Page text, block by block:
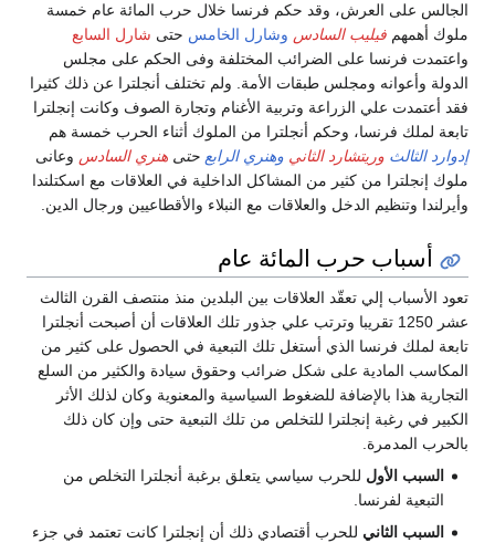
الجالس على العرش، وقد حكم فرنسا خلال حرب المائة عام خمسة
ملوك أهمهم فيليب السادس وشارل الخامس حتى شارل السابع
واعتمدت فرنسا على الضرائب المختلفة وفى الحكم على مجلس
الدولة وأعوانه ومجلس طبقات الأمة. ولم تختلف أنجلترا عن ذلك كثيرا
فقد أعتمدت علي الزراعة وتربية الأغنام وتجارة الصوف وكانت إنجلترا
تابعة لملك فرنسا، وحكم أنجلترا من الملوك أثناء الحرب خمسة هم
إدوارد الثالث وريتشارد الثاني وهنري الرابع حتى هنري السادس وعانى
ملوك إنجلترا من كثير من المشاكل الداخلية في العلاقات مع اسكتلندا
وأيرلندا وتنظيم الدخل والعلاقات مع النبلاء والأقطاعيين ورجال الدين.
أسباب حرب المائة عام
تعود الأسباب إلي تعقّد العلاقات بين البلدين منذ منتصف القرن الثالث
عشر 1250 تقريبا وترتب علي جذور تلك العلاقات أن أصبحت أنجلترا
تابعة لملك فرنسا الذي أستغل تلك التبعية في الحصول على كثير من
المكاسب المادية على شكل ضرائب وحقوق سيادة والكثير من السلع
التجارية هذا بالإضافة للضغوط السياسية والمعنوية وكان لذلك الأثر
الكبير في رغبة إنجلترا للتخلص من تلك التبعية حتى وإن كان ذلك
بالحرب المدمرة.
السبب الأول للحرب سياسي يتعلق برغبة أنجلترا التخلص من
التبعية لفرنسا.
السبب الثاني للحرب أقتصادي ذلك أن إنجلترا كانت تعتمد في جزء